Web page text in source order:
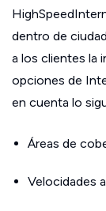
dentro de
a los clientes la
opciones de
en cuenta lo
Áreas de
Velocidades